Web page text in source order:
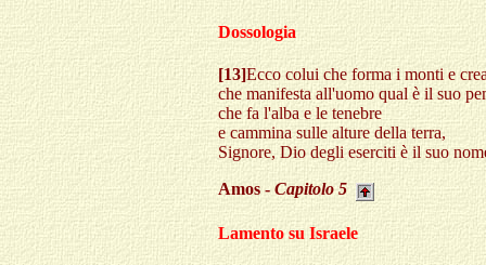
Dossologia
[13]Ecco colui che forma i monti e
che manifesta all'uomo qual è il suo
che fa l'alba e le tenebre
e cammina sulle alture della terra,
Signore, Dio degli eserciti è il suo
Amos - Capitolo5
Lamento su Israele